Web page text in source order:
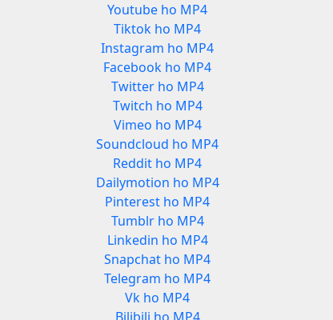
Youtube ho MP4
Tiktok ho MP4
Instagram ho MP4
Facebook ho MP4
Twitter ho MP4
Twitch ho MP4
Vimeo ho MP4
Soundcloud ho MP4
Reddit ho MP4
Dailymotion ho MP4
Pinterest ho MP4
Tumblr ho MP4
Linkedin ho MP4
Snapchat ho MP4
Telegram ho MP4
Vk ho MP4